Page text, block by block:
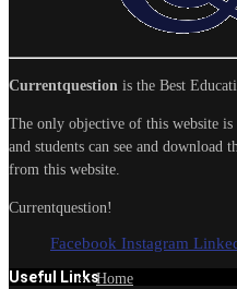
Currentquestion is the Best
The only objective of this website is
and students can see and download
from this website.
Currentquestion!
Facebook Instagram
Useful LinksHome